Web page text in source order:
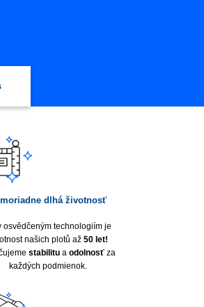
dlhá životnosť
osvědčeným technologiím je
našich plotů až 50 let!
stabilitua odolnosťza
každých podmienok.